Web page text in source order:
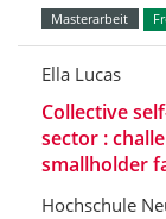
Masterarbeit
Ella Lucas
Collective
sector :
smallholder
Hochschule